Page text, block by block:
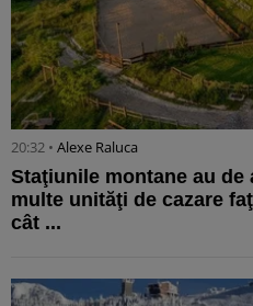
20:32 • Alexe Raluca
Staţiunile montane au de
multe unităţi de cazare
cât ...